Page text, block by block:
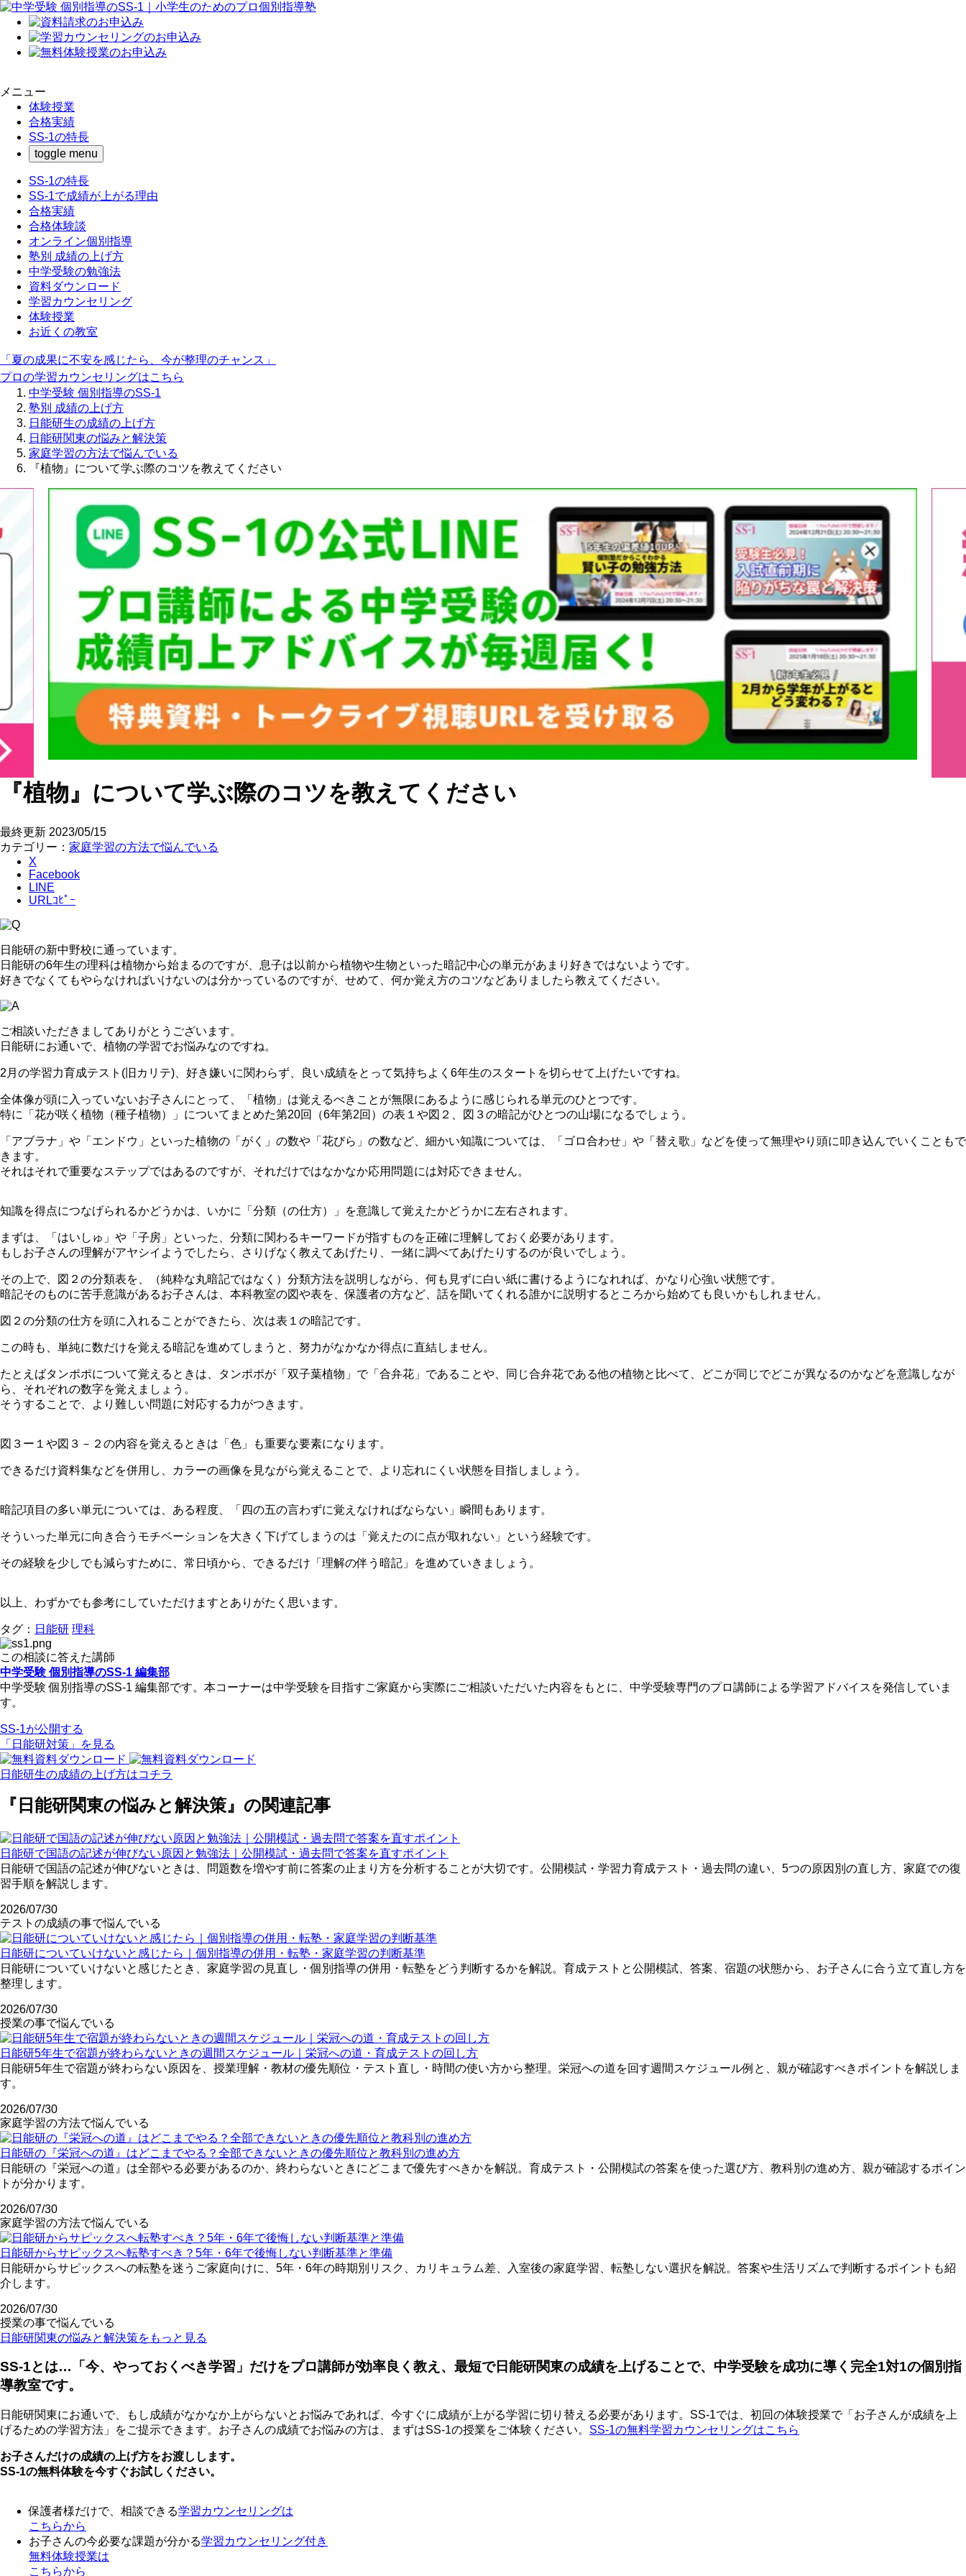
メニュー
体験授業
合格実績
SS-1の特長
toggle menu
SS-1の特長
SS-1で成績が上がる理由
合格実績
合格体験談
オンライン個別指導
塾別 成績の上げ方
中学受験の勉強法
資料ダウンロード
学習カウンセリング
体験授業
お近くの教室
「夏の成果に不安を感じたら、今が整理のチャンス」
プロの学習カウンセリングはこちら
中学受験 個別指導のSS-1
塾別 成績の上げ方
日能研生の成績の上げ方
日能研関東の悩みと解決策
家庭学習の方法で悩んでいる
『植物』について学ぶ際のコツを教えてください
『植物』について学ぶ際のコツを教えてください
最終更新 2023/05/15
カテゴリー： 家庭学習の方法で悩んでいる
X
Facebook
LINE
URLｺﾋﾟｰ
日能研の新中野校に通っています。
日能研の6年生の理科は植物から始まるのですが、息子は以前から植物や生物といった暗記中心の単元があまり好きではないようです。
好きでなくてもやらなければいけないのは分かっているのですが、せめて、何か覚え方のコツなどありましたら教えてください。
ご相談いただきましてありがとうございます。
日能研にお通いで、植物の学習でお悩みなのですね。
2月の学習力育成テスト(旧カリテ)、好き嫌いに関わらず、良い成績をとって気持ちよく6年生のスタートを切らせて上げたいですね。
全体像が頭に入っていないお子さんにとって、「植物」は覚えるべきことが無限にあるように感じられる単元のひとつです。
特に「花が咲く植物（種子植物）」についてまとめた第20回（6年第2回）の表１や図２、図３の暗記がひとつの山場になるでしょう。
「アブラナ」や「エンドウ」といった植物の「がく」の数や「花びら」の数など、細かい知識については、「ゴロ合わせ」や「替え歌」などを使って無理やり頭に叩き込んでいくこともで
きます。
それはそれで重要なステップではあるのですが、それだけではなかなか応用問題には対応できません。
知識を得点につなげられるかどうかは、いかに「分類（の仕方）」を意識して覚えたかどうかに左右されます。
まずは、「はいしゅ」や「子房」といった、分類に関わるキーワードが指すものを正確に理解しておく必要があります。
もしお子さんの理解がアヤシイようでしたら、さりげなく教えてあげたり、一緒に調べてあげたりするのが良いでしょう。
その上で、図２の分類表を、（純粋な丸暗記ではなく）分類方法を説明しながら、何も見ずに白い紙に書けるようになれれば、かなり心強い状態です。
暗記そのものに苦手意識があるお子さんは、本科教室の図や表を、保護者の方など、話を聞いてくれる誰かに説明するところから始めても良いかもしれません。
図２の分類の仕方を頭に入れることができたら、次は表１の暗記です。
この時も、単純に数だけを覚える暗記を進めてしまうと、努力がなかなか得点に直結しません。
たとえばタンポポについて覚えるときは、タンポポが「双子葉植物」で「合弁花」であることや、同じ合弁花である他の植物と比べて、どこが同じでどこが異なるのかなどを意識しなが
ら、それぞれの数字を覚えましょう。
そうすることで、より難しい問題に対応する力がつきます。
図３ー１や図３－２の内容を覚えるときは「色」も重要な要素になります。
できるだけ資料集などを併用し、カラーの画像を見ながら覚えることで、より忘れにくい状態を目指しましょう。
暗記項目の多い単元については、ある程度、「四の五の言わずに覚えなければならない」瞬間もあります。
そういった単元に向き合うモチベーションを大きく下げてしまうのは「覚えたのに点が取れない」という経験です。
その経験を少しでも減らすために、常日頃から、できるだけ「理解の伴う暗記」を進めていきましょう。
以上、わずかでも参考にしていただけますとありがたく思います。
タグ： 日能研 理科
この相談に答えた講師
中学受験 個別指導のSS-1 編集部
中学受験 個別指導のSS-1 編集部です。本コーナーは中学受験を目指すご家庭から実際にご相談いただいた内容をもとに、中学受験専門のプロ講師による学習アドバイスを発信していま
す。
SS-1が公開する
「日能研対策」を見る
日能研生の成績の上げ方はコチラ
『日能研関東の悩みと解決策』の関連記事
日能研で国語の記述が伸びない原因と勉強法｜公開模試・過去問で答案を直すポイント
日能研で国語の記述が伸びないときは、問題数を増やす前に答案の止まり方を分析することが大切です。公開模試・学習力育成テスト・過去問の違い、5つの原因別の直し方、家庭での復
習手順を解説します。
2026/07/30
テストの成績の事で悩んでいる
日能研についていけないと感じたら｜個別指導の併用・転塾・家庭学習の判断基準
日能研についていけないと感じたとき、家庭学習の見直し・個別指導の併用・転塾をどう判断するかを解説。育成テストと公開模試、答案、宿題の状態から、お子さんに合う立て直し方を
整理します。
2026/07/30
授業の事で悩んでいる
日能研5年生で宿題が終わらないときの週間スケジュール｜栄冠への道・育成テストの回し方
日能研5年生で宿題が終わらない原因を、授業理解・教材の優先順位・テスト直し・時間の使い方から整理。栄冠への道を回す週間スケジュール例と、親が確認すべきポイントを解説しま
す。
2026/07/30
家庭学習の方法で悩んでいる
日能研の『栄冠への道』はどこまでやる？全部できないときの優先順位と教科別の進め方
日能研の『栄冠への道』は全部やる必要があるのか、終わらないときにどこまで優先すべきかを解説。育成テスト・公開模試の答案を使った選び方、教科別の進め方、親が確認するポイン
トが分かります。
2026/07/30
家庭学習の方法で悩んでいる
日能研からサピックスへ転塾すべき？5年・6年で後悔しない判断基準と準備
日能研からサピックスへの転塾を迷うご家庭向けに、5年・6年の時期別リスク、カリキュラム差、入室後の家庭学習、転塾しない選択を解説。答案や生活リズムで判断するポイントも紹
介します。
2026/07/30
授業の事で悩んでいる
日能研関東の悩みと解決策をもっと見る
SS-1とは…「今、やっておくべき学習」だけをプロ講師が効率良く教え、最短で日能研関東の成績を上げることで、中学受験を成功に導く完全1対1の個別指
導教室です。
日能研関東にお通いで、もし成績がなかなか上がらないとお悩みであれば、今すぐに成績が上がる学習に切り替える必要があります。SS-1では、初回の体験授業で「お子さんが成績を上
げるための学習方法」をご提示できます。お子さんの成績でお悩みの方は、まずはSS-1の授業をご体験ください。 SS-1の無料学習カウンセリングはこちら
お子さんだけの成績の上げ方をお渡しします。
SS-1の無料体験を今すぐお試しください。
保護者様だけで、相談できる学習カウンセリングは
こちらから
お子さんの今必要な課題が分かる学習カウンセリング付き
無料体験授業は
こちらから